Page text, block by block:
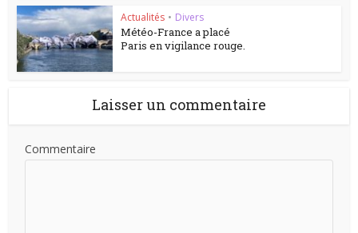
Actualités • Divers
Météo-France a placé
Paris en vigilance rouge.
Laisser un commentaire
Commentaire